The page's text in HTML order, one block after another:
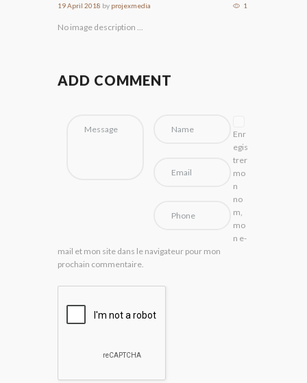
19 April 2018 by projexmedia 1
No image description ...
ADD COMMENT
Enr
egis
trer
mo
n
no
m,
mo
n e-
mail et mon site dans le navigateur pour mon
prochain commentaire.